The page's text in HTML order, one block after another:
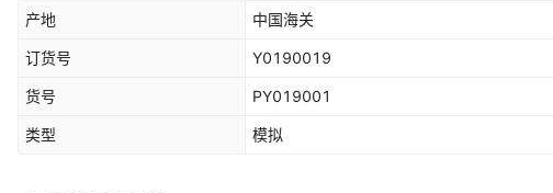
产地 中国海关
订货号 Y0190019
货号 PY019001
类型 模拟